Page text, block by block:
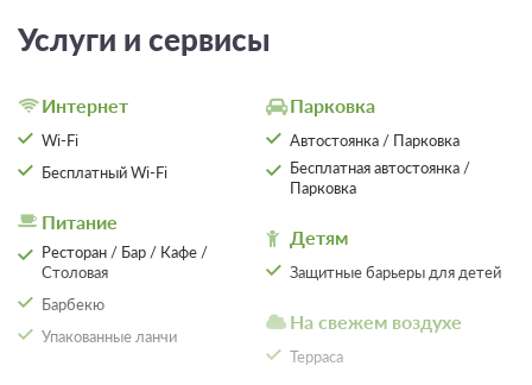
Услуги и сервисы
Интернет
Wi-Fi
Бесплатный Wi-Fi
Питание
Ресторан / Бар / Кафе /
Столовая
Барбекю
Упакованные ланчи
Парковка
Автостоянка / Парковка
Бесплатная автостоянка /
Парковка
Детям
Защитные барьеры для детей
На свежем воздухе
Терраса